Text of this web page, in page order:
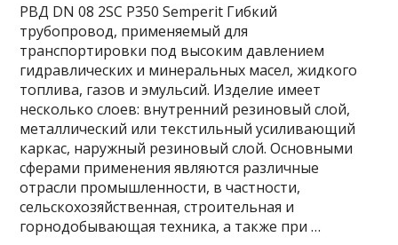
РВД DN 08 2SC P350 Semperit Гибкий
трубопровод, применяемый для
транспортировки под высоким давлением
гидравлических и минеральных масел, жидкого
топлива, газов и эмульсий. Изделие имеет
несколько слоев: внутренний резиновый слой,
металлический или текстильный усиливающий
каркас, наружный резиновый слой. Основными
сферами применения являются различные
отрасли промышленности, в частности,
сельскохозяйственная, строительная и
горнодобывающая техника, а также при …